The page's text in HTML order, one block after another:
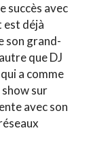
succès avec
est déjà
son grand-
que DJ
a comme
show sur
avec son